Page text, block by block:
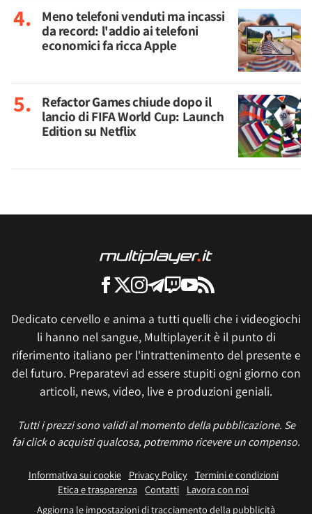
Meno telefoni venduti ma incassi
da record: l'addio ai telefoni
economici fa ricca Apple
Refactor Games chiude dopo il
lancio di FIFA World Cup: Launch
Edition su Netflix
Dedicato cervello e anima a tutti quelli che i videogiochi
li hanno nel sangue, Multiplayer.it è il punto di
riferimento italiano per l'intrattenimento del presente e
del futuro. Preparatevi ad essere stupiti ogni giorno con
articoli, news, video, live e produzioni geniali.
Tutti i prezzi sono validi al momento della pubblicazione. Se
fai click o acquisti qualcosa, potremmo ricevere un compenso.
Informativa sui cookie Privacy Policy
Termini e condizioni
Etica e trasparenza Contatti
Lavora con noi
Aggiorna le impostazioni di tracciamento della pubblicità